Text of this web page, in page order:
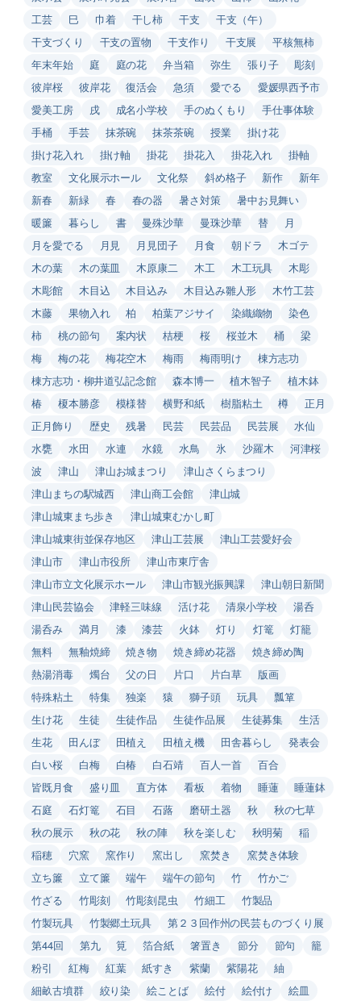
工芸
巳 巾着 干し柿 干支
干支（午）
干支づくり
干支の置物 干支作り 干支展
平核無柿
年末年始
庭 庭の花 弁当箱 弥生 張り子
彫刻
彼岸桜
彼岸花 復活会 急須 愛でる
愛媛県西予市
愛美工房
戌 成名小学校 手のぬくもり
手仕事体験
手桶
手芸 抹茶碗 抹茶茶碗 授業
掛け花
掛け花入れ
掛け軸 掛花 掛花入 掛花入れ
掛軸
教室
文化展示ホール 文化祭 斜め格子 新作
新年
新春
新緑 春 春の器 暑さ対策
暑中お見舞い
暖簾
暮らし 書 曼殊沙華 曼珠沙華 替
月
月を愛でる
月見 月見団子 月食 朝ドラ
木ゴテ
木の葉
木の葉皿 木原康二 木工 木工玩具
木彫
木彫館
木目込 木目込み 木目込み雛人形
木竹工芸
木藤
果物入れ 柏 柏葉アジサイ 染織織物
染色
柿
桃の節句 案内状 桔梗 桜 桜並木 桶
梁
梅
梅の花 梅花空木 梅雨 梅雨明け
棟方志功
棟方志功・柳井道弘記念館
森本博一 植木智子
植木鉢
椿
榎本勝彦 模様替 横野和紙 樹脂粘土 樽
正月
正月飾り
歴史 残暑 民芸 民芸品 民芸展
水仙
水甕
水田 水連 水鏡 水鳥 氷 沙羅木
河津桜
波
津山 津山お城まつり
津山さくらまつり
津山まちの駅城西
津山商工会館
津山城
津山城東まち歩き
津山城東むかし町
津山城東街並保存地区
津山工芸展
津山工芸愛好会
津山市
津山市役所
津山市東庁舎
津山市立文化展示ホール
津山市観光振興課
津山朝日新聞
津山民芸協会
津軽三味線 活け花 清泉小学校
湯呑
湯呑み
満月 漆 漆芸 火鉢 灯り 灯篭
灯籠
無料
無釉焼締 焼き物 焼き締め花器
焼き締め陶
熱湯消毒
燭台 父の日 片口 片白草
版画
特殊粘土
特集 独楽 猿 獅子頭 玩具
瓢箪
生け花
生徒 生徒作品 生徒作品展 生徒募集
生活
生花
田んぼ 田植え 田植え機 田舎暮らし
発表会
白い桜
白梅 白椿 白石靖 百人一首
百合
皆既月食
盛り皿 直方体 看板 着物 睡蓮
睡蓮鉢
石庭
石灯篭 石目 石蕗 磨研土器 秋
秋の七草
秋の展示
秋の花 秋の陣 秋を楽しむ 秋明菊
稲
稲穂
穴窯 窯作り 窯出し 窯焚き
窯焚き体験
立ち簾
立て簾 端午 端午の節句 竹
竹かご
竹ざる
竹彫刻 竹彫刻昆虫 竹細工
竹製品
竹製玩具
竹製郷土玩具
第２３回作州の民芸ものづくり展
第44回
第九 筧 箔合紙 箸置き 節分 節句
籠
粉引
紅梅 紅葉 紙すき 紫蘭 紫陽花
紬
細畝古墳群
絞り染 絵ことば 絵付 絵付け
絵皿